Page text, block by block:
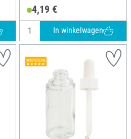
4,19 €
In winkelwagen